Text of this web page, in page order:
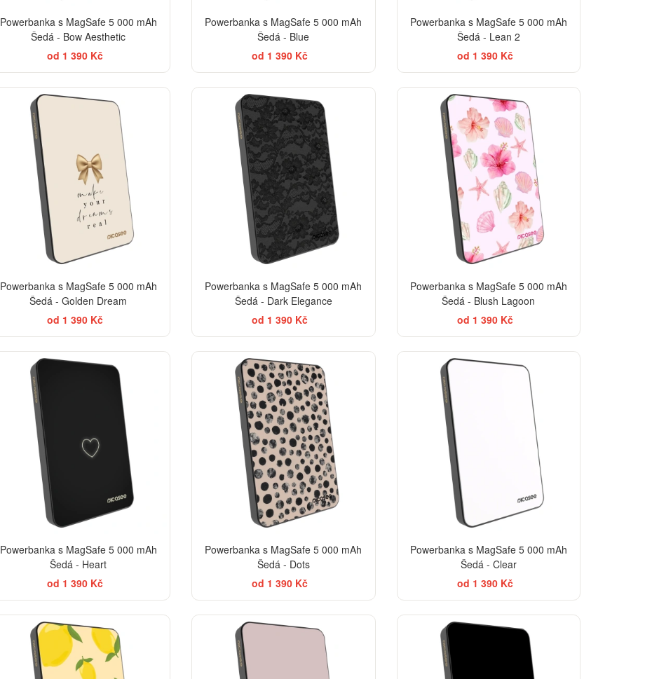
Powerbanka s MagSafe 5 000 mAh
Šedá - Bow Aesthetic
od 1 390 Kč
Powerbanka s MagSafe 5 000 mAh
Šedá - Blue
od 1 390 Kč
Powerbanka s MagSafe 5 000 mAh
Šedá - Lean 2
od 1 390 Kč
Powerbanka s MagSafe 5 000 mAh
Šedá - Golden Dream
od 1 390 Kč
Powerbanka s MagSafe 5 000 mAh
Šedá - Dark Elegance
od 1 390 Kč
Powerbanka s MagSafe 5 000 mAh
Šedá - Blush Lagoon
od 1 390 Kč
Powerbanka s MagSafe 5 000 mAh
Šedá - Heart
od 1 390 Kč
Powerbanka s MagSafe 5 000 mAh
Šedá - Dots
od 1 390 Kč
Powerbanka s MagSafe 5 000 mAh
Šedá - Clear
od 1 390 Kč